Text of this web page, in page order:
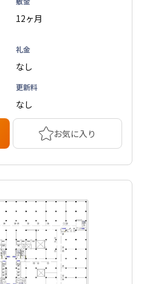
12ヶ月
礼金
なし
更新料
なし
お気に入り